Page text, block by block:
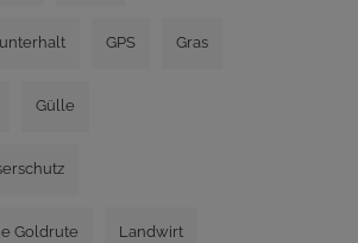
GPS Gras
Gülle
Goldrute Landwirt